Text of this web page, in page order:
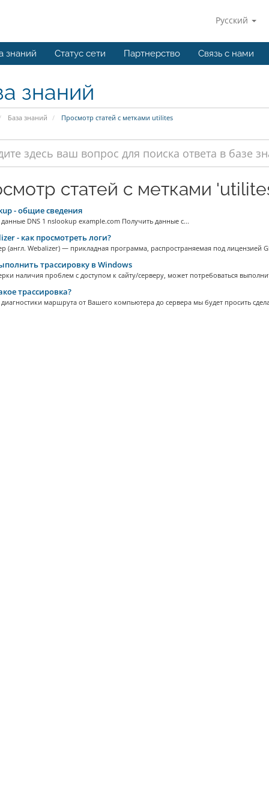
Русский
знаний Статус сети Партнерство Связь с нами
знаний
База знаний Просмотр статей с метками utilites
статей с метками
- общие сведения
DNS 1 nslookup example.com Получить данные с...
- как просмотреть логи?
(англ. Webalizer) — прикладная программа, распространяемая под лицензией
трассировку в Windows
наличия проблем с доступом к сайту/серверу, может потребоваться
трассировка?
диагностики маршрута от Вашего компьютера до сервера мы будет просить